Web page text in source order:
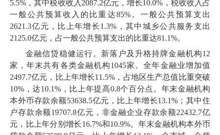
5.5%，其中税收收入 2087.2亿元，增长10.0%，税收收入占
一般公共预算收入的比重达85%。一般公共预算支出
2621 .3亿元，比上年增长1 .3%，其中城乡公共服务支出
2125.0亿元，占一般公共预算支出的比重达81 .1%。
金融信贷稳健运行。新落户及升格持牌金融机构12
家，年末共有各类金融机构1045家。全年金融业增加值
2497.7亿元，比上年增长11 .5%，占地区生产总值比重突破
10%，达10.1%，比上年提高0.8个百分点。年末金融机构
本外币存款余额53638.5亿元，比上年增长13.1%；其中住
户存款余额19707.8亿元，非金融企业存款余额22432.7亿
元，比上年分别增长16.7%和10.9%。年末金融机构本外币